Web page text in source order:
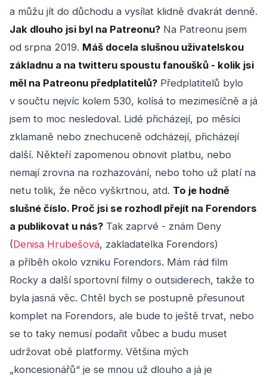
a můžu jít do důchodu a vysílat klidně dvakrát denně.
Jak dlouho jsi byl na Patreonu? Na Patreonu jsem
od srpna 2019. Máš docela slušnou uživatelskou
základnu a na twitteru spoustu fanoušků - kolik jsi
měl na Patreonu předplatitelů? Předplatitelů bylo
v součtu nejvíc kolem 530, kolísá to mezimesíčně a já
jsem to moc nesledoval. Lidé přicházejí, po měsíci
zklamaně nebo znechuceně odcházejí, přicházejí
další. Někteří zapomenou obnovit platbu, nebo
nemají zrovna na rozhazování, nebo toho už platí na
netu tolik, že něco vyškrtnou, atd. To je hodně
slušné číslo. Proč jsi se rozhodl přejít na Forendors
a publikovat u nás? Tak zaprvé - znám Deny
(Denisa Hrubešová, zakladatelka Forendors)
a příběh okolo vzniku Forendors. Mám rád film
Rocky a další sportovní filmy o outsiderech, takže to
byla jasná věc. Chtěl bych se postupně přesunout
komplet na Forendors, ale bude to ještě trvat, nebo
se to taky nemusí podařit vůbec a budu muset
udržovat obě platformy. Většina mých
„koncesionářů“ je se mnou už dlouho a já je